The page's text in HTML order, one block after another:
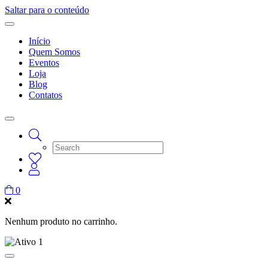
Saltar para o conteúdo
Início
Quem Somos
Eventos
Loja
Blog
Contatos
0
Nenhum produto no carrinho.